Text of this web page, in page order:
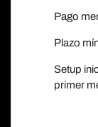
Pago
Plazo
Setup
primer